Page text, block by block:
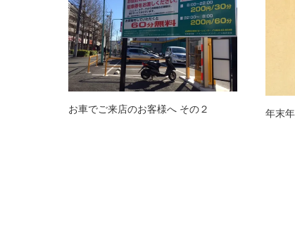
お車でご来店のお客様へ その２ 年末